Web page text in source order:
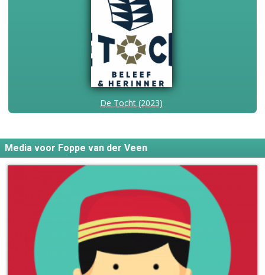
De Tocht (2023)
Media voor Foppe van der Veen